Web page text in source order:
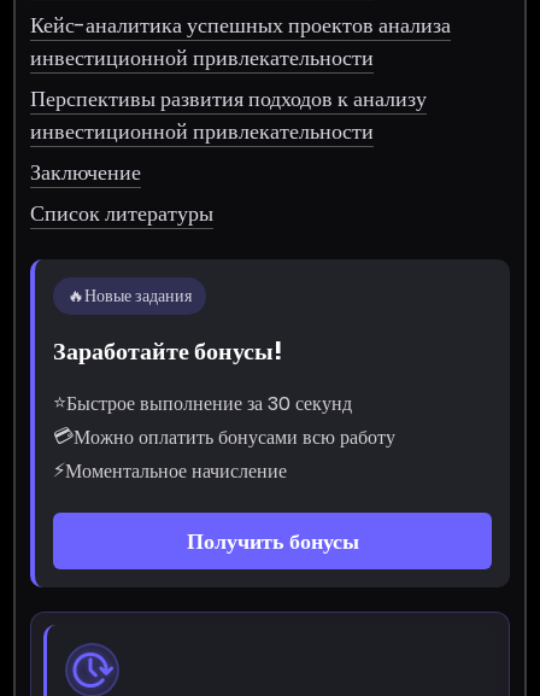
Кейс-аналитика успешных проектов анализа
инвестиционной привлекательности
Перспективы развития подходов к анализу
инвестиционной привлекательности
Заключение
Список литературы
🔥Новые задания
Заработайте бонусы!
⭐Быстрое выполнение за 30 секунд
💳Можно оплатить бонусами всю работу
⚡Моментальное начисление
Получить бонусы